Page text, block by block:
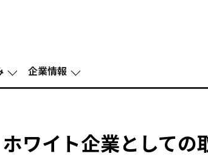
企業情報
ワイト企業としての